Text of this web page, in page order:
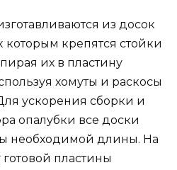
из досок
крепятся стойки
их в пластину
хомуты и раскосы
ускорения сборки и
опалубки все доски
необходимой длины. На
пластины